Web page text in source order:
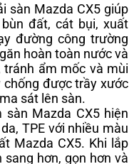
sàn Mazda CX5 giúp
đất, cát bụi, xuất
đường công trường
hoàn toàn nước và
tránh ẩm mốc và mùi
được trầy xước
sát lên sàn.
Mazda CX5 hiện
TPE với nhiều màu
Mazda CX5. Khi lắp
hơn, gọn hơn và